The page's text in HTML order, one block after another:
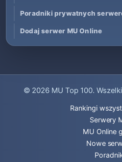
Poradniki prywatnych
Dodaj serwer MU Online
© 2026 MU Top 100.
Rankingi
Serwery
MU Online
Nowe